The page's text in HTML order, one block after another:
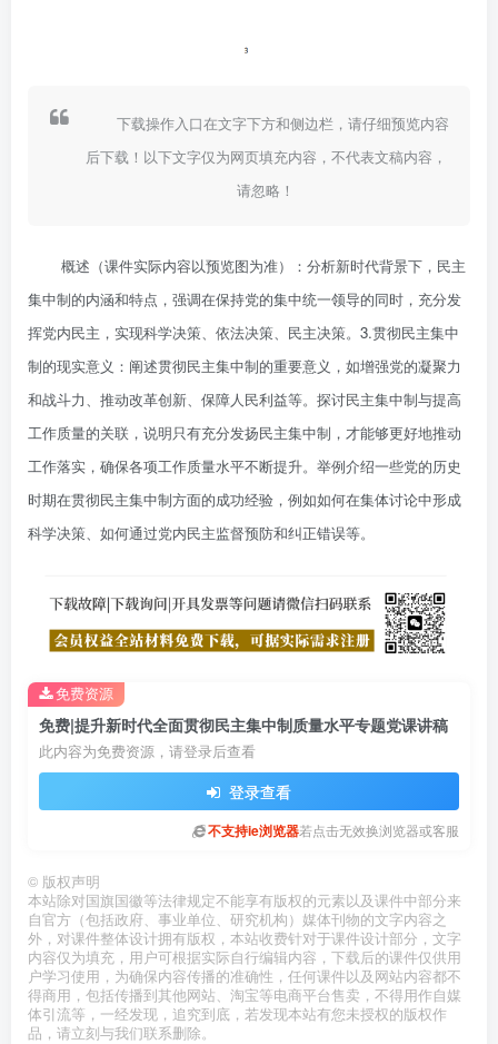
下载操作入口在文字下方和侧边栏，请仔细预览内容
后下载！以下文字仅为网页填充内容，不代表文稿内容，
请忽略！
概述（课件实际内容以预览图为准）：分析新时代背景下，民主
集中制的内涵和特点，强调在保持党的集中统一领导的同时，充分发
挥党内民主，实现科学决策、依法决策、民主决策。 3.贯彻民主集中
制的现实意义：阐述贯彻民主集中制的重要意义，如增强党的凝聚力
和战斗力、推动改革创新、保障人民利益等。探讨民主集中制与提高
工作质量的关联，说明只有充分发扬民主集中制，才能够更好地推动
工作落实，确保各项工作质量水平不断提升。举例介绍一些党的历史
时期在贯彻民主集中制方面的成功经验，例如如何在集体讨论中形成
科学决策、如何通过党内民主监督预防和纠正错误等。
免费|提升新时代全面贯彻民主集中制质量水平专题党课讲稿
此内容为免费资源，请登录后查看
登录查看
不支持ie浏览器若点击无效换浏览器或客服
免费资源
© 版权声明
本站除对国旗国徽等法律规定不能享有版权的元素以及课件中部分来
自官方（包括政府、事业单位、研究机构）媒体刊物的文字内容之
外，对课件整体设计拥有版权，本站收费针对于课件设计部分，文字
内容仅为填充，用户可根据实际自行编辑内容，下载后的课件仅供用
户学习使用，为确保内容传播的准确性，任何课件以及网站内容都不
得商用，包括传播到其他网站、淘宝等电商平台售卖，不得用作自媒
体引流等，一经发现，追究到底，若发现本站有您未授权的版权作
品，请立刻与我们联系删除。